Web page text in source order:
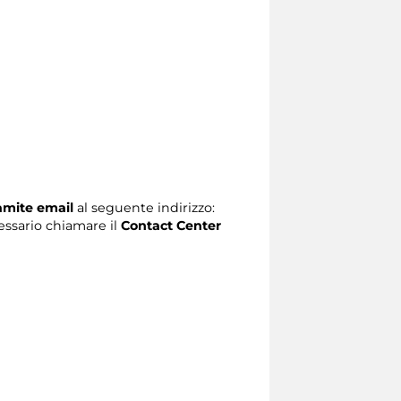
email al seguente indirizzo:
chiamare il Contact Center